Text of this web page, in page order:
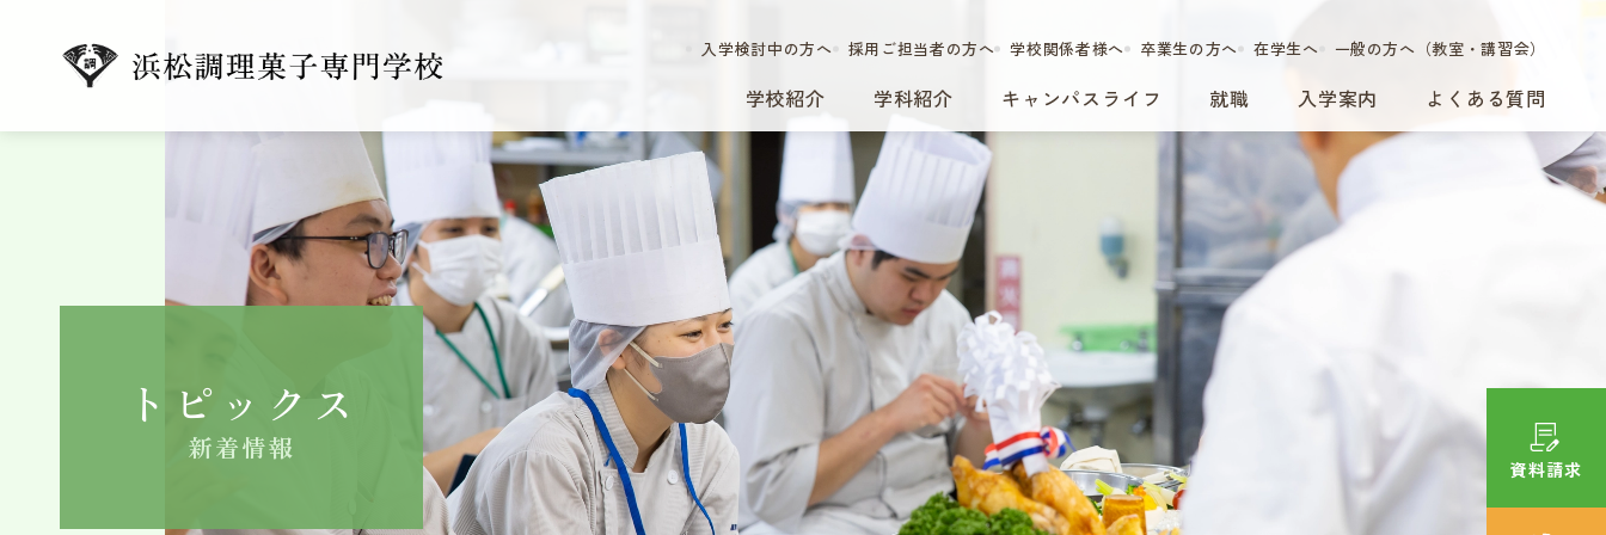
学校紹介 学科紹介 キャンパスライフ 就職 入学案内 よくある質問
入学検討中の方へ 採用ご担当者の方へ 学校関係者様へ 卒業生の方へ 在学生へ 一般の方へ（教室・講習会）
トピックス
新着情報
資料請求